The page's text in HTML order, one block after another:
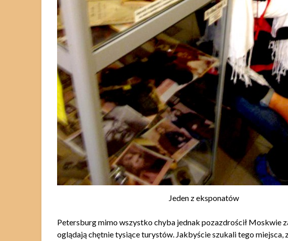
Jeden z eksponatów
Petersburg mimo wszystko chyba jednak pozazdrościł Moskwie
oglądają chętnie tysiące turystów. Jakbyście szukali tego miejsca,